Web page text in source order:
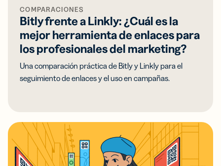
COMPARACIONES
Bitly frente a Linkly: ¿Cuál es la
mejor herramienta de enlaces para
los profesionales del marketing?
Una comparación práctica de Bitly y Linkly para el
seguimiento de enlaces y el uso en campañas.